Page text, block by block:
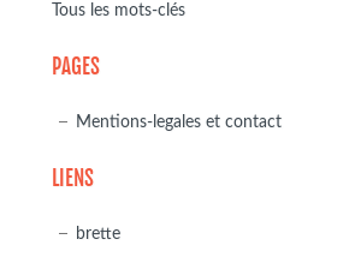
Tous les mots-clés
PAGES
Mentions-legales et contact
LIENS
brette